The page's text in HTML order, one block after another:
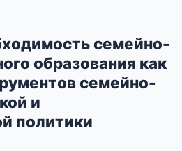
семейно-
образования как
семейно-
и
политики